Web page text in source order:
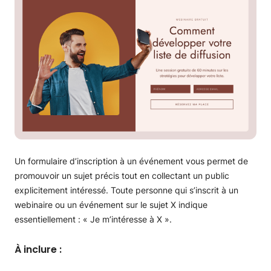
Un formulaire d’inscription à un événement vous permet de
promouvoir un sujet précis tout en collectant un public
explicitement intéressé. Toute personne qui s’inscrit à un
webinaire ou un événement sur le sujet X indique
essentiellement : « Je m’intéresse à X ».
À inclure :